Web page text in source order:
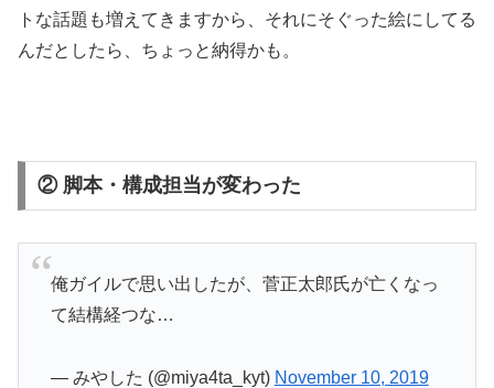
トな話題も増えてきますから、それにそぐった絵にしてる
んだとしたら、ちょっと納得かも。
② 脚本・構成担当が変わった
俺ガイルで思い出したが、菅正太郎氏が亡くなっ
て結構経つな…
— みやした (@miya4ta_kyt) November 10, 2019